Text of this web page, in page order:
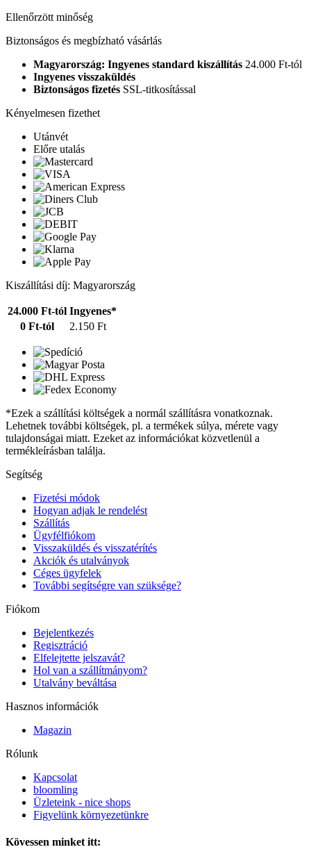
Ellenőrzött minőség
Biztonságos és megbízható vásárlás
Magyarország: Ingyenes standard kiszállítás 24.000 Ft-tól
Ingyenes visszaküldés
Biztonságos fizetés SSL-titkosítással
Kényelmesen fizethet
Utánvét
Előre utalás
Kiszállítási díj: Magyarország
24.000 Ft-tól Ingyenes*
0 Ft-tól
2.150 Ft
*Ezek a szállítási költségek a normál szállításra vonatkoznak.
Lehetnek további költségek, pl. a termékek súlya, mérete vagy
tulajdonságai miatt. Ezeket az információkat közvetlenül a
termékleírásban találja.
Segítség
Fizetési módok
Hogyan adjak le rendelést
Szállítás
Ügyfélfiókom
Visszaküldés és visszatérítés
Akciók és utalványok
Céges ügyfelek
További segítségre van szüksége?
Fiókom
Bejelentkezés
Regisztráció
Elfelejtette jelszavát?
Hol van a szállítmányom?
Utalvány beváltása
Hasznos információk
Magazin
Rólunk
Kapcsolat
bloomling
Üzleteink - nice shops
Figyelünk környezetünkre
Kövessen minket itt: